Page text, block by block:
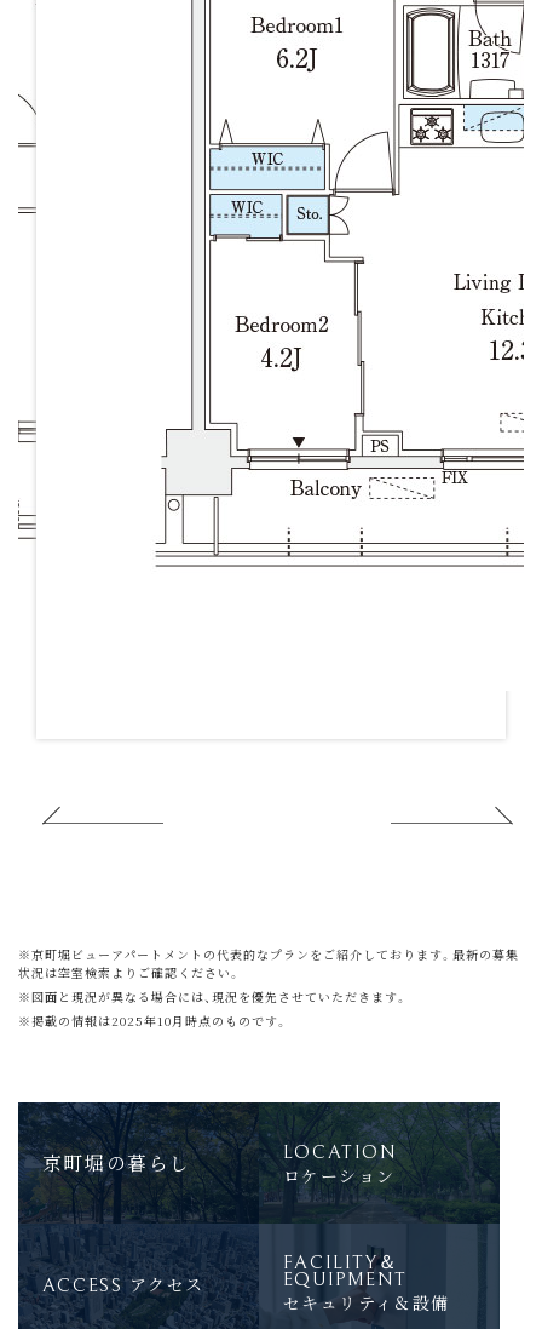
※京町堀ビューアパートメントの代表的なプランをご紹介しております。最新の募集
状況は空室検索よりご確認ください。
※図面と現況が異なる場合には、現況を優先させていただきます。
※掲載の情報は2025年10月時点のものです。
京町堀の暮らし LOCATION
ロケーション
ACCESS アクセス
FACILITY＆
EQUIPMENT
セキュリティ＆設備